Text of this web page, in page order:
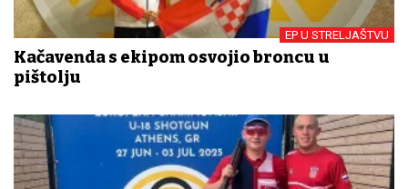
EP U STRELJAŠTVU
Kačavenda s ekipom osvojio broncu u
pištolju